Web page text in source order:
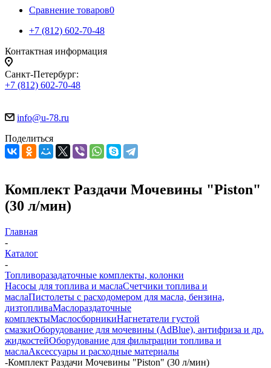
Сравнение товаров0
+7 (812) 602-70-48
Контактная информация
Санкт-Петербург:
+7 (812) 602-70-48
info@u-78.ru
Поделиться
Комплект Раздачи Мочевины "Piston"
(30 л/мин)
Главная
-
Каталог
-
Топливоразадаточные комплекты, колонки
Насосы для топлива и маслаСчетчики топлива и
маслаПистолеты с расходомером для масла, бензина,
дизтопливаМаслораздаточные
комплектыМаслосборникиНагнетатели густой
смазкиОборудование для мочевины (AdBlue), антифриза и др.
жидкостейОборудование для фильтрации топлива и
маслаАксессуары и расходные материалы
-Комплект Раздачи Мочевины "Piston" (30 л/мин)